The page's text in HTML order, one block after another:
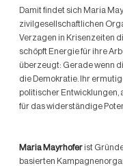
Damit findet sich Maria
zivilgesellschaftlichen
Verzagen in Krisenzeiten
schöpft Energie für ihre
überzeugt: Gerade wenn
die Demokratie. Ihr
politischer Entwicklungen,
für das widerständige
Maria Mayrhofer ist
basierten